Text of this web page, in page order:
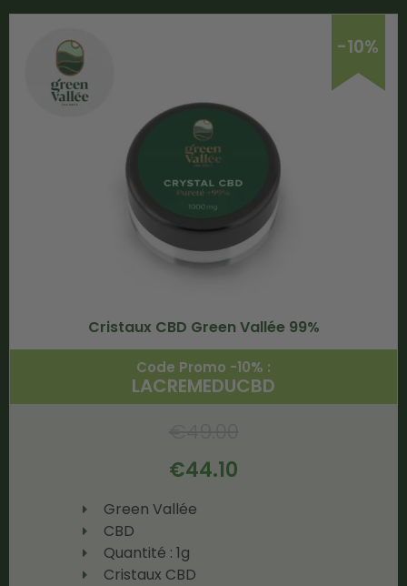
-10%
Cristaux CBD Green Vallée 99%
Code Promo -10% :
LACREMEDUCBD
€44.10
Green Vallée
CBD
Quantité : 1g
Cristaux CBD